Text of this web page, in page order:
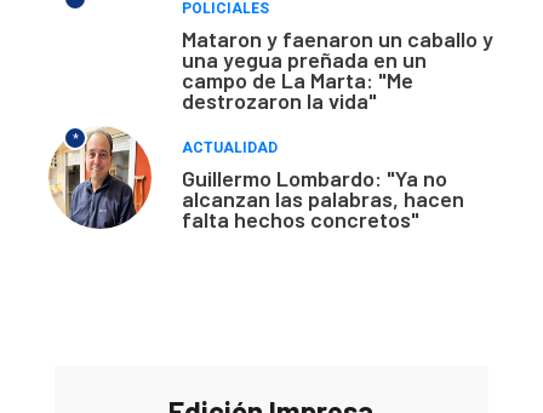
POLICIALES
Mataron y faenaron un caballo y
una yegua preñada en un
campo de La Marta: "Me
destrozaron la vida"
*
ACTUALIDAD
Guillermo Lombardo: "Ya no
alcanzan las palabras, hacen
falta hechos concretos"